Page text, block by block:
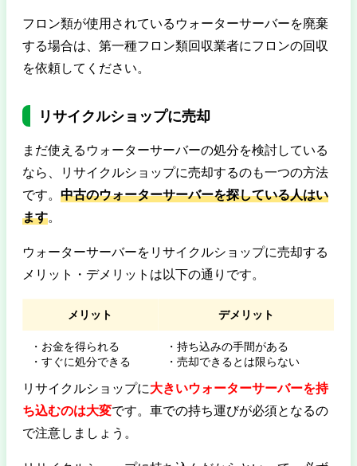
フロン類が使用されているウォーターサーバーを廃棄
する場合は、第一種フロン類回収業者にフロンの回収
を依頼してください。
リサイクルショップに売却
まだ使えるウォーターサーバーの処分を検討している
なら、リサイクルショップに売却するのも一つの方法
です。 中古のウォーターサーバーを探している人はい
ます。
ウォーターサーバーをリサイクルショップに売却する
メリット・デメリットは以下の通りです。
メリット デメリット
・お金を得られる
・すぐに処分できる
・持ち込みの手間がある
・売却できるとは限らない
リサイクルショップに大きいウォーターサーバーを持
ち込むのは大変です。車での持ち運びが必須となるの
で注意しましょう。